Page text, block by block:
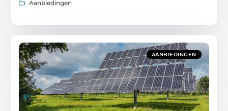
Aanbiedingen
AANBIEDINGEN